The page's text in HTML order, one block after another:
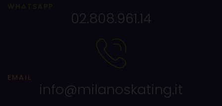
WHATSAPP
02.808.961.14
EMAIL
info@milanoskating.it